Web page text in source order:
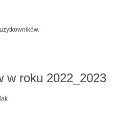
w roku 2022_2023